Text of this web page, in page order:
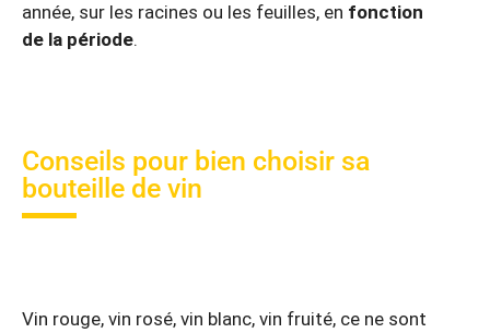
année, sur les racines ou les feuilles, en fonction
de la période.
Conseils pour bien choisir sa
bouteille de vin
Vin rouge, vin rosé, vin blanc, vin fruité, ce ne sont